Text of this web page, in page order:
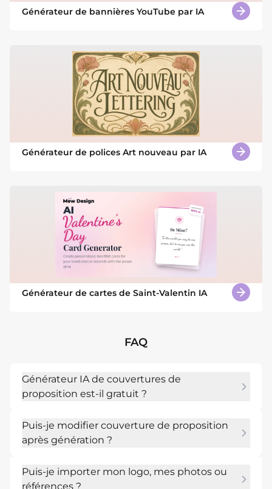
Générateur de bannières YouTube par IA
Générateur de polices Art nouveau par IA
Générateur de cartes de Saint-Valentin IA
FAQ
Générateur IA de couvertures de
proposition est-il gratuit ?
IA gratuits après votre inscription et tester le
créateur de couverture de proposition IA avant
Puis-je modifier couverture de proposition
après génération ?
client, le titre du projet, la date, la note de
Puis-je importer mon logo, mes photos ou
références ?